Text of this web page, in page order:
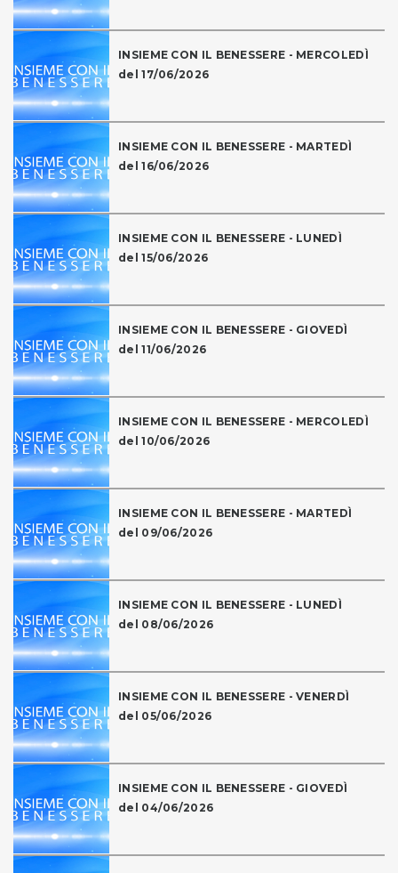
INSIEME CON IL BENESSERE - MERCOLEDÌ
del 17/06/2026
INSIEME CON IL BENESSERE - MARTEDÌ
del 16/06/2026
INSIEME CON IL BENESSERE - LUNEDÌ
del 15/06/2026
INSIEME CON IL BENESSERE - GIOVEDÌ
del 11/06/2026
INSIEME CON IL BENESSERE - MERCOLEDÌ
del 10/06/2026
INSIEME CON IL BENESSERE - MARTEDÌ
del 09/06/2026
INSIEME CON IL BENESSERE - LUNEDÌ
del 08/06/2026
INSIEME CON IL BENESSERE - VENERDÌ
del 05/06/2026
INSIEME CON IL BENESSERE - GIOVEDÌ
del 04/06/2026